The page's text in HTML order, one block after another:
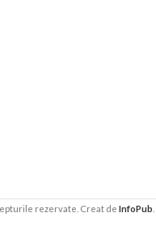
rezervate. Creat de InfoPub